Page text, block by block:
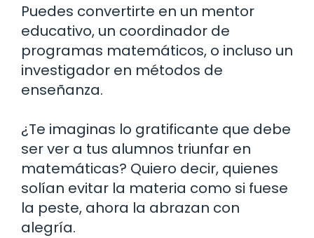
Puedes convertirte en un mentor
educativo, un coordinador de
programas matemáticos, o incluso un
investigador en métodos de
enseñanza.
¿Te imaginas lo gratificante que debe
ser ver a tus alumnos triunfar en
matemáticas? Quiero decir, quienes
solían evitar la materia como si fuese
la peste, ahora la abrazan con
alegría.